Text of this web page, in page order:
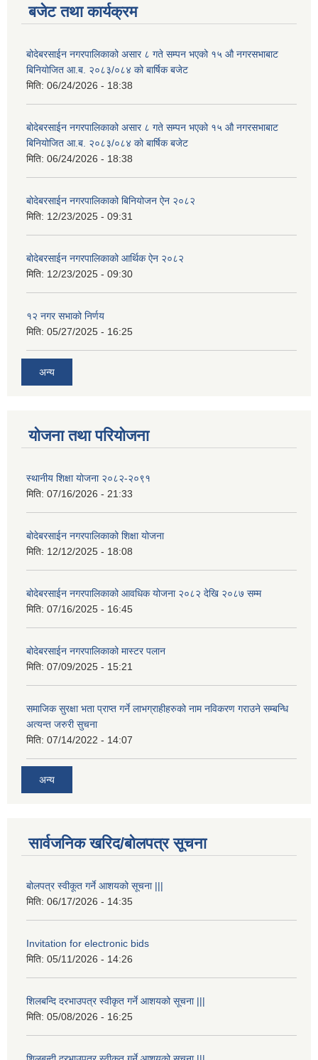
बजेट तथा कार्यक्रम
बोदेबरसाईन नगरपालिकाको असार ८ गते सम्पन भएको १५ ‍‍‍औ नगरसभाबाट
बिनियोजित आ.ब. २०८३/०८४ को बार्षिक बजेट
मिति: 06/24/2026 - 18:38
बोदेबरसाईन नगरपालिकाको असार ८ गते सम्पन भएको १५ ‍‍‍औ नगरसभाबाट
बिनियोजित आ.ब. २०८३/०८४ को बार्षिक बजेट
मिति: 06/24/2026 - 18:38
बोदेबरसाईन नगरपालिकाको बिनियोजन ऐन २०८२
मिति: 12/23/2025 - 09:31
बोदेबरसाईन नगरपालिकाको आर्थिक ऐन २०८२
मिति: 12/23/2025 - 09:30
१२ नगर सभाको निर्णय
मिति: 05/27/2025 - 16:25
अन्य
योजना तथा परियोजना
स्थानीय शिक्षा योजना २०८२-२०९१
मिति: 07/16/2026 - 21:33
बोदेबरसाईन नगरपालिकाको शिक्षा योजना
मिति: 12/12/2025 - 18:08
बोदेबरसाईन नगरपालिकाको आवधिक योजना २०८२ देखि २०८७ सम्म
मिति: 07/16/2025 - 16:45
बोदेबरसाईन नगरपालिकाको मास्टर पलान
मिति: 07/09/2025 - 15:21
समाजिक सुरक्षा भता प्राप्त गर्ने लाभग्राहीहरुको नाम नविकरण गराउने सम्बन्धि
अत्यन्त जरुरी सुचना
मिति: 07/14/2022 - 14:07
अन्य
सार्वजनिक खरिद/बोलपत्र सूचना
बोलपत्र स्वीकूत गर्ने आशयको सूचना |||
मिति: 06/17/2026 - 14:35
Invitation for electronic bids
मिति: 05/11/2026 - 14:26
शिलबन्दि दरभाउपत्र स्वीकृत गर्ने आशयको सूचना |||
मिति: 05/08/2026 - 16:25